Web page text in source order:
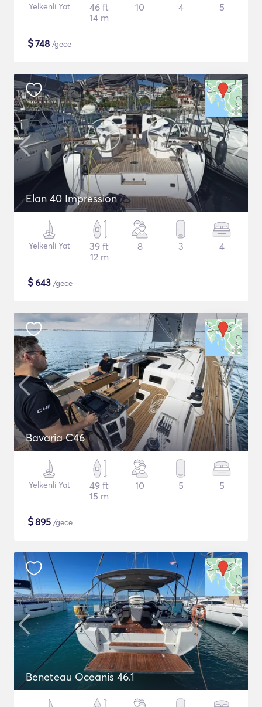
Yelkenli Yat
46 ft
14 m
10 4 5
$748 /gece
Elan 40 Impression
Yelkenli Yat
39 ft
12 m
8 3 4
$643 /gece
Bavaria C46
Yelkenli Yat
49 ft
15 m
10 5 5
$895 /gece
Beneteau Oceanis 46.1